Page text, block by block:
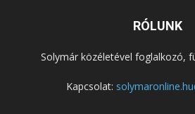
RÓLUNK
Solymár közéletével foglalkozó,
Kapcsolat: